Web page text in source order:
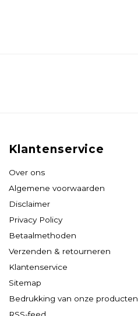
Klantenservice
Over ons
Algemene voorwaarden
Disclaimer
Privacy Policy
Betaalmethoden
Verzenden & retourneren
Klantenservice
Sitemap
Bedrukking van onze producten